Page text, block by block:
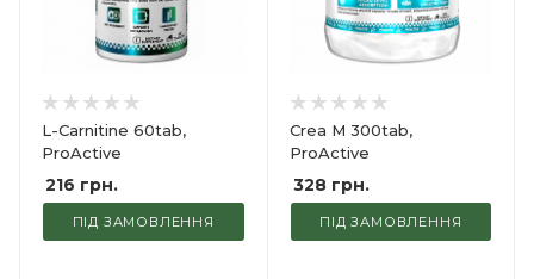
L-Carnitine 60tab,
ProActive
216 грн.
ПІД ЗАМОВЛЕННЯ
Crea M 300tab,
ProActive
328грн.
ПІД ЗАМОВЛЕННЯ